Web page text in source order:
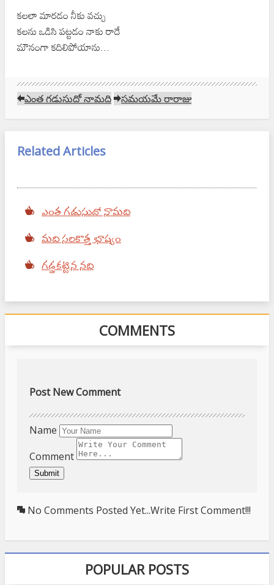
కలలా మారడం నీకు వచ్చు
కలను ఒడిసి పట్టడం నాకు రాదే
మౌనంగా కదిలిపోయాను...
ఎంత గడుసుదో నామది సమయమే రారాజు
Related Articles
ఎంత గడుసుదో నామది
మది సరికొత్త భాష్యం
గడ్డకట్టిన నది
COMMENTS
Post New Comment
Name
Comment
Submit
No Comments Posted Yet...Write First Comment!!!
POPULAR POSTS